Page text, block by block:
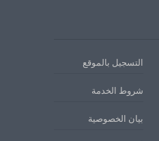
التسجيل بالموقع
شروط الخدمة
بيان الخصوصية